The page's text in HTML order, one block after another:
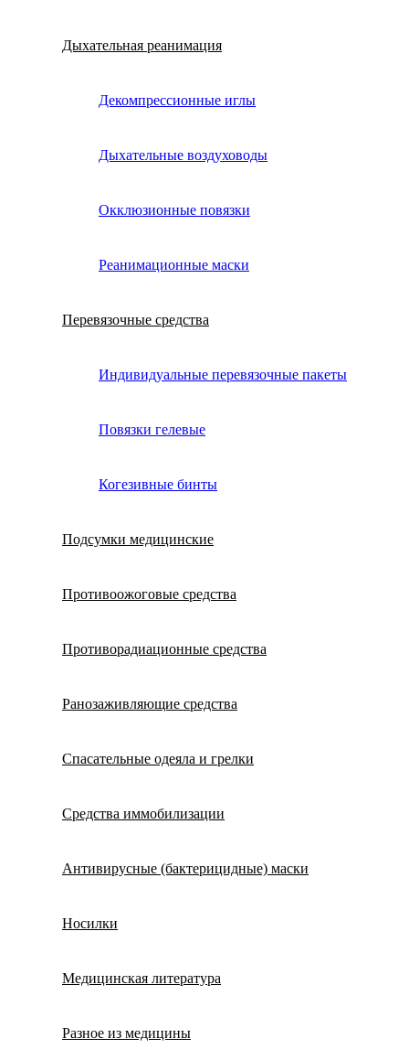
Дыхательная реанимация
Декомпрессионные иглы
Дыхательные воздуховоды
Окклюзионные повязки
Реанимационные маски
Перевязочные средства
Индивидуальные перевязочные пакеты
Повязки гелевые
Когезивные бинты
Подсумки медицинские
Противоожоговые средства
Противорадиационные средства
Ранозаживляющие средства
Спасательные одеяла и грелки
Средства иммобилизации
Антивирусные (бактерицидные) маски
Носилки
Медицинская литература
Разное из медицины